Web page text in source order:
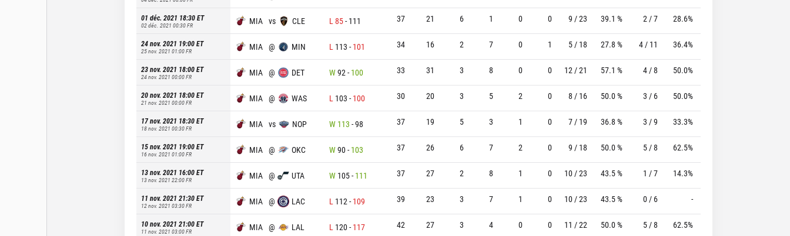
01 déc. 2021 18:30ET
02 déc. 2021 00:30FR MIA vs CLE L 85- 111 37 21 6 1 0 0 9 / 23 39.1 % 2 / 7 28.6%
24 nov. 2021 19:00ET
25 nov. 2021 01:00FR MIA @ MIN L 113 - 101 34 16 2 7 0 1 5 / 18 27.8 % 4 / 11 36.4%
23 nov. 2021 18:00ET
24 nov. 2021 00:00FR MIA @ DET W92 - 100 33 31 3 8 0 0 12 / 21 57.1 % 4 / 8 50.0%
20 nov. 2021 18:00ET
21 nov. 2021 00:00FR MIA @ WAS L 103 - 100 30 20 3 5 2 0 8 / 16 50.0 % 3 / 6 50.0%
17 nov. 2021 18:30ET
18 nov. 2021 00:30FR MIA vs NOP W 113 -98 37 19 5 3 1 0 7 / 19 36.8 % 3 / 9 33.3%
15 nov. 2021 19:00ET
16 nov. 2021 01:00FR MIA @ OKC W90- 103 37 26 6 7 2 0 9 / 18 50.0 % 5 / 8 62.5%
13 nov. 2021 16:00ET
13 nov. 2021 22:00FR MIA @ UTA W 105- 111 37 27 2 8 1 0 10 / 23 43.5 % 1 / 7 14.3%
11 nov. 2021 21:30ET
12 nov. 2021 03:30FR MIA @ LAC L 112 - 109 39 23 3 7 1 0 10 / 23 43.5 % 0 / 6 -
10 nov. 2021 21:00ET
11 nov. 2021 03:00FR MIA @ LAL L 120- 117 42 27 3 4 0 0 11 / 22 50.0 % 5 / 8 62.5%